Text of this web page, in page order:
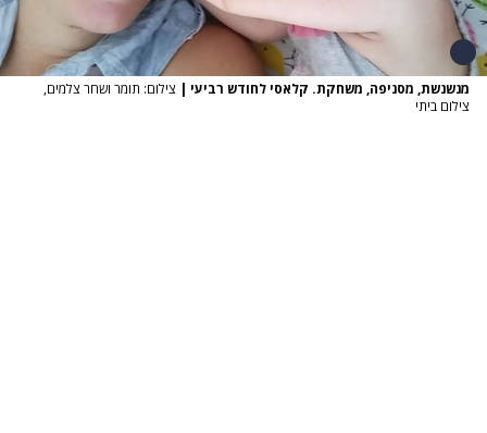
מנשנשת, מסניפה, משחקת. קלאסי לחודש רביעי | צילום: תומר ושחר צלמים,
צילום ביתי